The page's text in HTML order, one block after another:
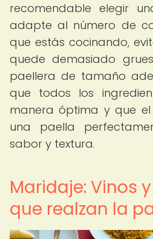
recomendable elegir
adapte al número de
que estás cocinando,
quede demasiado
paellera de tamaño
que todos los
manera óptima y que
una paella
sabor y textura.
Maridaje: Vinos
que realzan la